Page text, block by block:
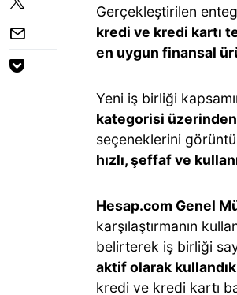
Gerçekleştirilen
kredi ve kredi kartı
en uygun finansal
Yeni iş birliği
kategorisi üzerinden
seçeneklerini
hızlı, şeffaf ve
Hesap.com Genel
karşılaştırmanın
belirterek iş birliği
aktif olarak
kredi ve kredi kartı